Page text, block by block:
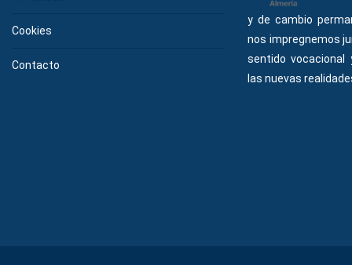
Cookies
Contacto
y de cambio
nos impregnemos
sentido
las nuevas